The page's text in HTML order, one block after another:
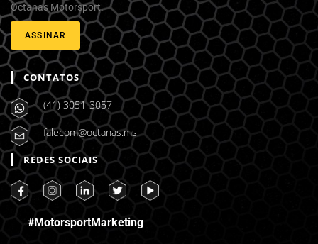
Octanas Motorsport.
ASSINAR
CONTATOS
(41) 3051-3057
falecom@octanas.ms
REDES SOCIAIS
#MotorsportMarketing